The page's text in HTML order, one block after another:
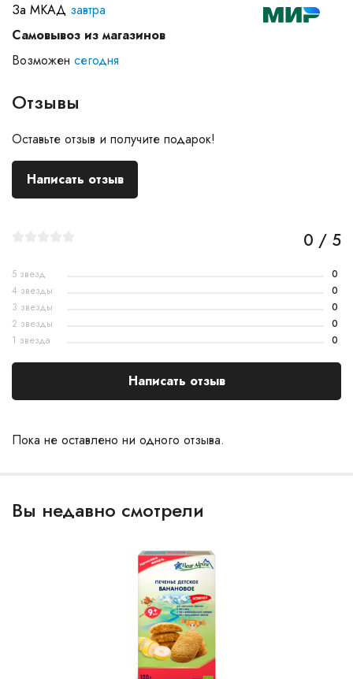
За МКАД завтра
Самовывоз из магазинов
Возможен сегодня
Отзывы
Оставьте отзыв и получите подарок!
Написать отзыв
Пока не оставлено ни одного отзыва.
0 / 5
5 звезд
0
4 звезды
0
3 звезды
0
2 звезды
0
1 звезда
0
Написать отзыв
Вы недавно смотрели